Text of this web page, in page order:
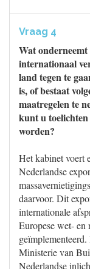
Vraag 4
Wat
internationaal
land tegen te
is, of bestaat
maatregelen te
kunt u toelichten
worden?
Het kabinet voert
Nederlandse
daarvoor. Dit
internationale
Europese wet- en
Ministerie van
Nederlandse